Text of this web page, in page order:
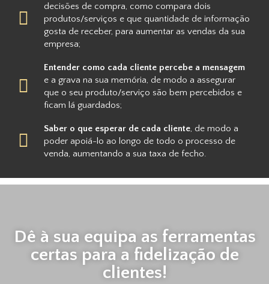
decisões de compra, como compara dois
produtos/serviços e que quantidade de informação
gosta de receber, para aumentar as vendas da sua
empresa;
Entender como cada cliente percebe a mensagem
e a grava na sua memória, de modo a assegurar
que o seu produto/serviço são bem percebidos e
ficam lá guardados;
Saber o que esperar de cada cliente, de modo a
poder apoiá-lo ao longo de todo o processo de
venda, aumentando a sua taxa de fecho.
Dê à sua equipa as ferramentas
certas para a fidelização de
clientes!